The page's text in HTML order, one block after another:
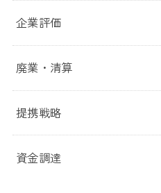
企業評価
廃業・清算
提携戦略
資金調達